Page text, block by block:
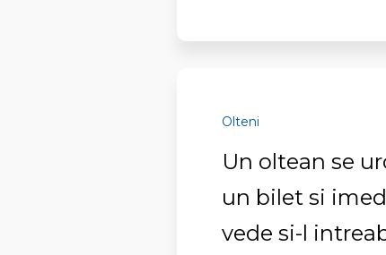
Olteni
Un oltean se
un bilet si
vede si-l